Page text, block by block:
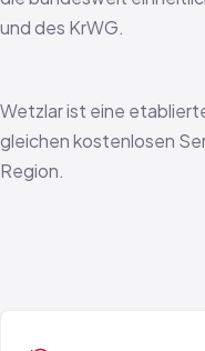
und des KrWG.
Wetzlar ist eine
gleichen kostenlosen
Region.